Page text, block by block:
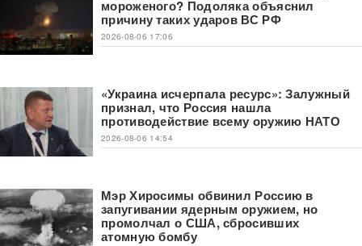
мороженого? Подоляка объяснил
причину таких ударов ВС РФ
2026-08-06 17:06
«Украина исчерпала ресурс»: Залужный
признал, что Россия нашла
противодействие всему оружию НАТО
2026-08-06 14:54
Мэр Хиросимы обвинил Россию в
запугивании ядерным оружием, но
промолчал о США, сбросивших
атомную бомбу